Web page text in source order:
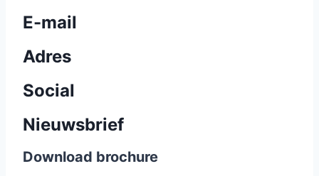
E-mail
Adres
Social
Nieuwsbrief
Download brochure